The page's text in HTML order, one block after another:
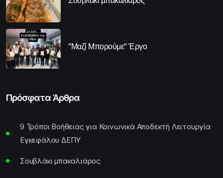
“Μαζί Μπορούμε” Έργο
Πρόσφατα Άρθρα
9 Τρόποι Βοήθειας για Κοινωνικά Αποδεκτή Λειτουργία
Εγκεφάλου ΔΕΠΥ
Σουβλάκι μπακαλιάρος